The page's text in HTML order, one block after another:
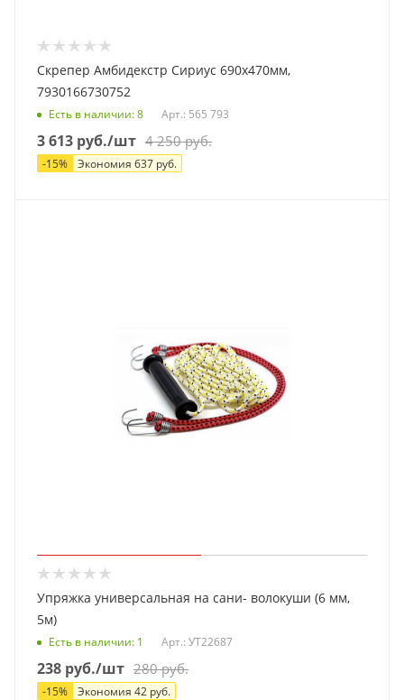
Скрепер Амбидекстр Сириус 690x470мм,
7930166730752
Есть в наличии: 8 Арт.: 565 793
3 613 руб./шт 4 250руб.
-15% Экономия 637 руб.
Упряжка универсальная на сани- волокуши (6 мм,
5м)
Есть в наличии: 1 Арт.: УТ22687
238 руб./шт 280руб.
-15% Экономия 42 руб.